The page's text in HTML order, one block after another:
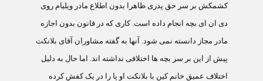
کشمکش بر سر حق پدری ظاهرا بدون اطلاع مادر ويليام روی
دی ان ای بچه انجام داده است. کاری که در قانون بدون اجازه
مادر مجاز دانسته نمی شود. آنها به گفته مشاوران آقای بلانکت
پيش از اين بر سر بچه ها اختلافی نداشته اند. اما حال به دليل
اختلاف عميق خانم کين با بلانکت او پا را در يک کفش کرده